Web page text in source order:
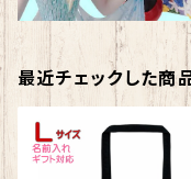
最近チェックした商